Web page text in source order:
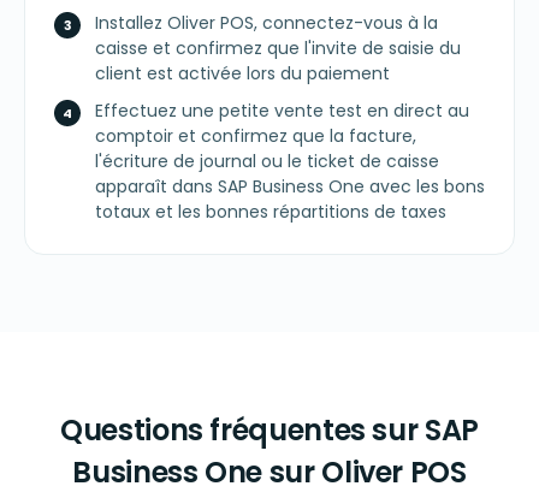
Installez Oliver POS, connectez-vous à la
caisse et confirmez que l'invite de saisie du
client est activée lors du paiement
Effectuez une petite vente test en direct au
comptoir et confirmez que la facture,
l'écriture de journal ou le ticket de caisse
apparaît dans SAP Business One avec les bons
totaux et les bonnes répartitions de taxes
Questions fréquentes sur SAP
Business One sur Oliver POS